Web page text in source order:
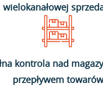
wielokanałowej
kontrola nad
przepływem towarów